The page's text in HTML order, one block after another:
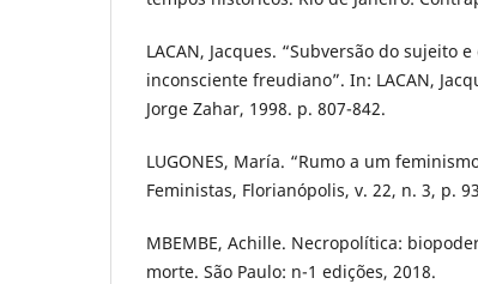
LACAN, Jacques. “Subversão do sujeito
inconsciente freudiano”. In: LACAN,
Jorge Zahar, 1998. p. 807-842.
LUGONES, María. “Rumo a um
Feministas, Florianópolis, v. 22, n. 3, p.
MBEMBE, Achille. Necropolítica:
morte. São Paulo: n-1 edições, 2018.